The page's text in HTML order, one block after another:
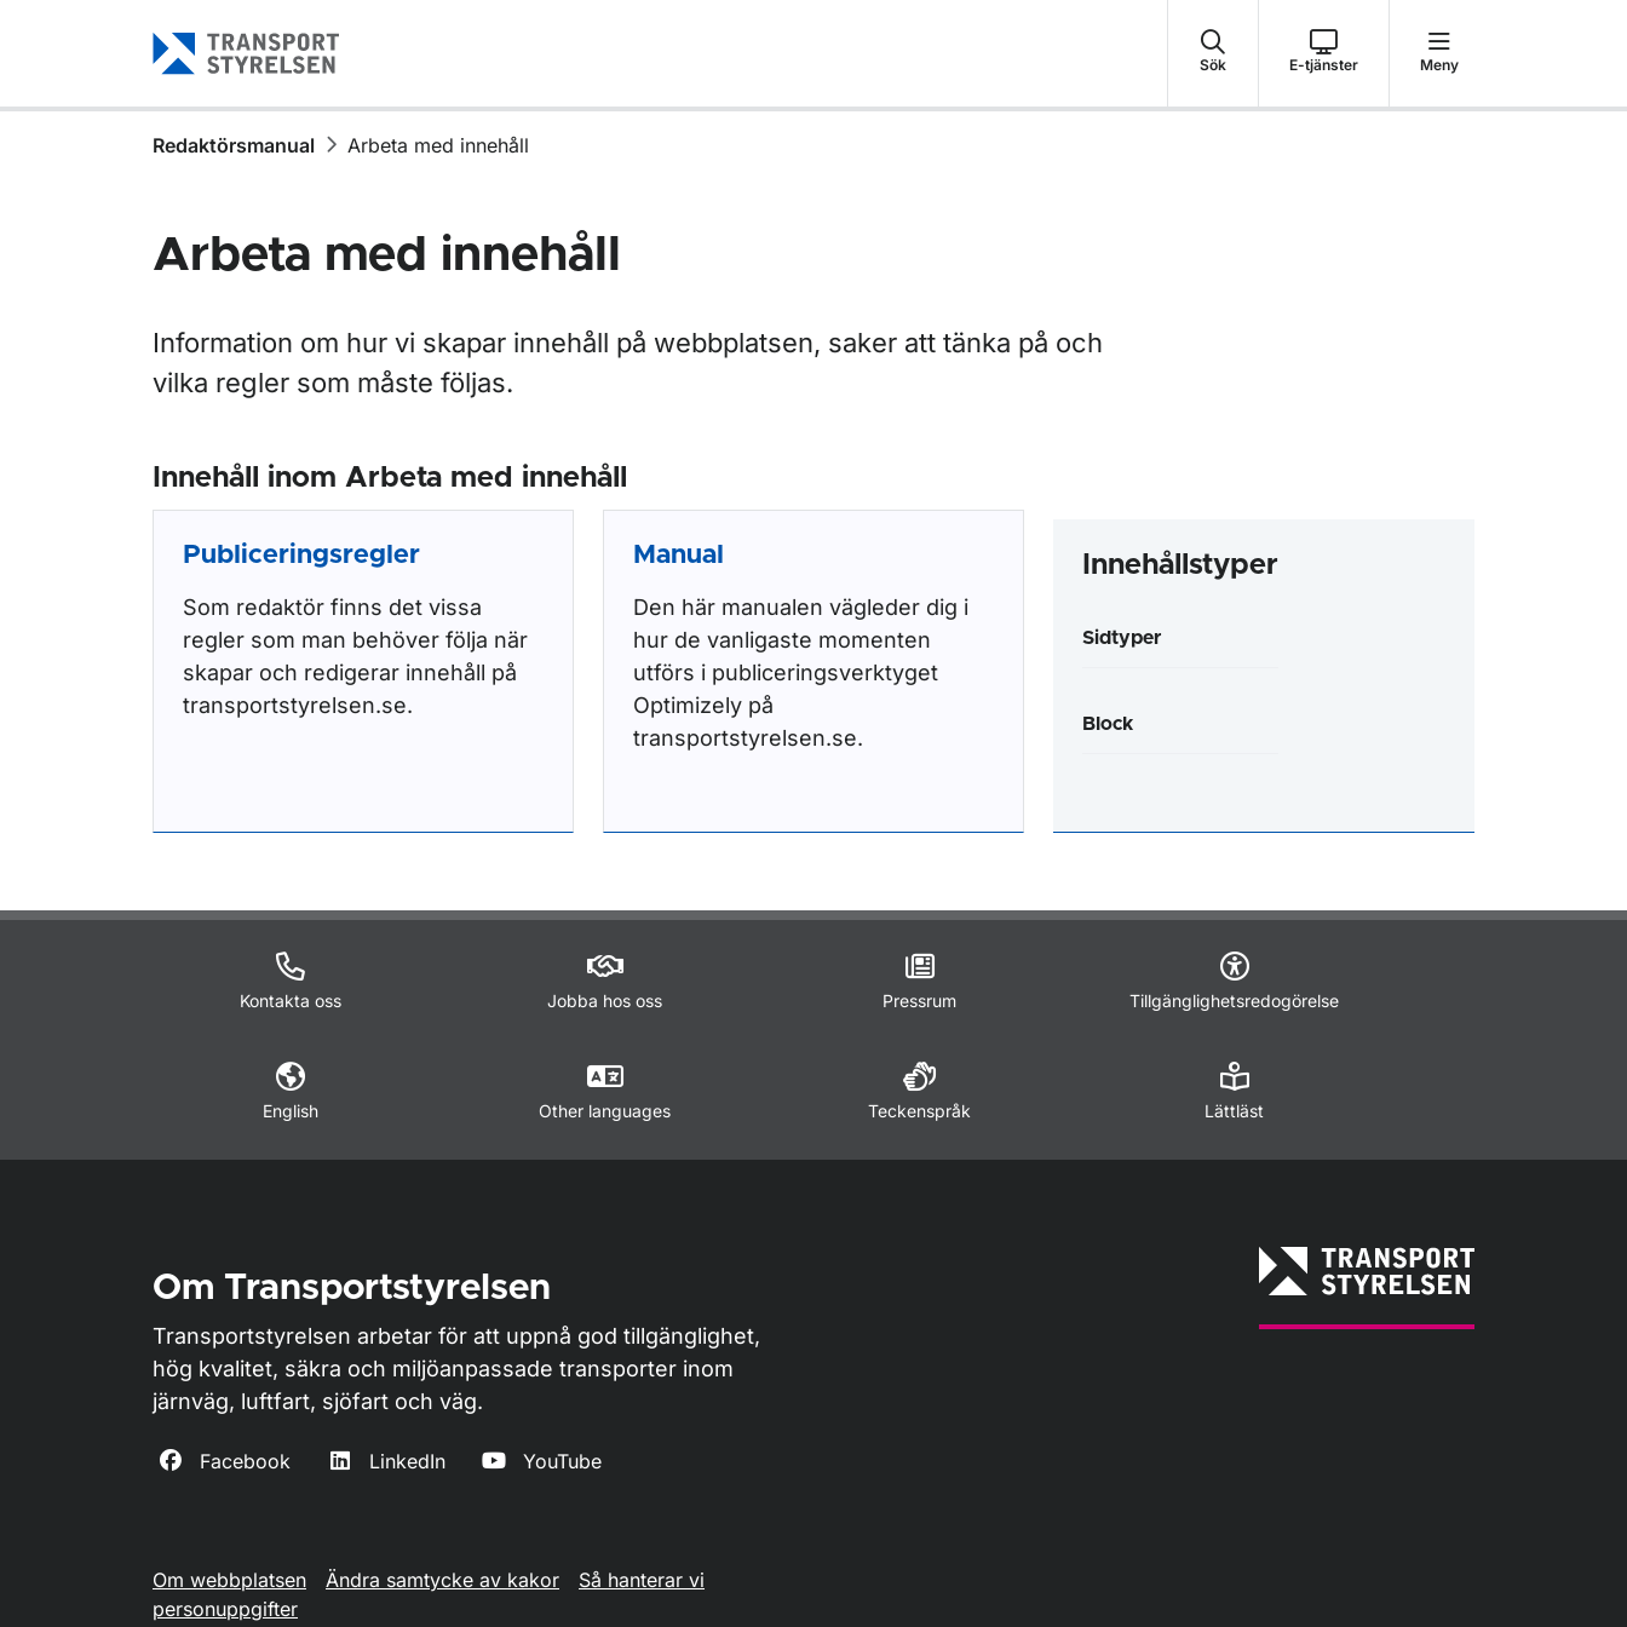
Gå till sidans innehåll
Sök E-tjänster Meny
Redaktörsmanual Arbeta med innehåll
Arbeta med innehåll
Information om hur vi skapar innehåll på webbplatsen, saker att tänka på och
vilka regler som måste följas.
Innehåll inom Arbeta med innehåll
Publiceringsregler
Som redaktör finns det vissa
regler som man behöver följa när
skapar och redigerar innehåll på
transportstyrelsen.se.
Manual
Den här manualen vägleder dig i
hur de vanligaste momenten
utförs i publiceringsverktyget
Optimizely på
transportstyrelsen.se.
Innehållstyper
Sidtyper
Block
Kontakta oss Jobba hos oss Pressrum Tillgänglighetsredogörelse
English Other languages Teckenspråk Lättläst
Om Transportstyrelsen
Transportstyrelsen arbetar för att uppnå god tillgänglighet,
hög kvalitet, säkra och miljöanpassade transporter inom
järnväg, luftfart, sjöfart och väg.
Facebook LinkedIn YouTube
Om webbplatsen Ändra samtycke av kakor
Så hanterar vi
personuppgifter